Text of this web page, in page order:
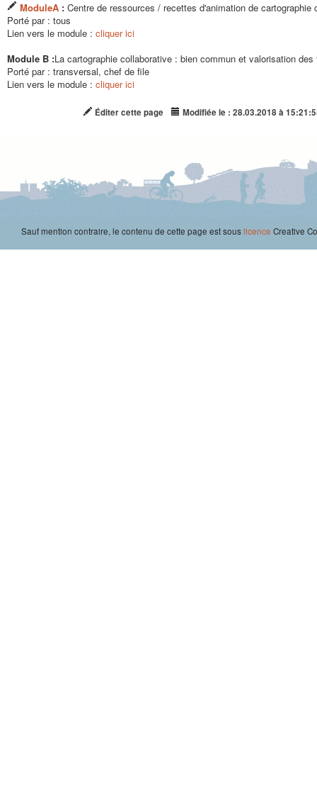
ModuleA : Centre de ressources / recettes d'animation de cartographie
Porté par : tous
Lien vers le module : cliquer ici
Module B :La cartographie collaborative : bien commun et valorisation
Porté par : transversal, chef de file
Lien vers le module : cliquer ici
Éditer cette page Modifiée le : 28.03.2018 à
Sauf mention contraire, le contenu de cette page est souslicence Creative